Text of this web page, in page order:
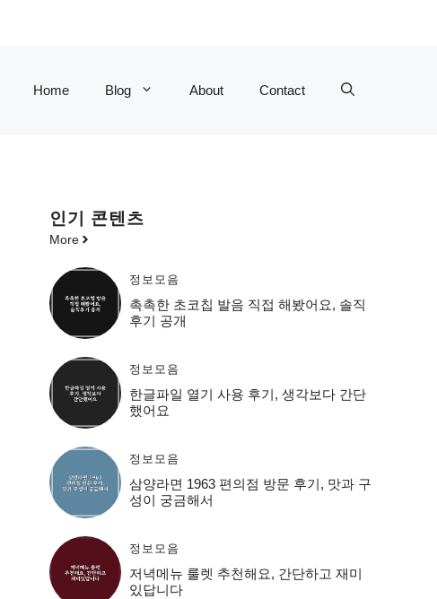
Home Blog About Contact
인기 콘텐츠
More
정보모음
촉촉한 초코칩 발음 직접 해봤어요, 솔직
후기 공개
정보모음
한글파일 열기 사용 후기, 생각보다 간단
했어요
정보모음
삼양라면 1963 편의점 방문 후기, 맛과 구
성이 궁금해서
정보모음
저녁메뉴 룰렛 추천해요, 간단하고 재미
있답니다